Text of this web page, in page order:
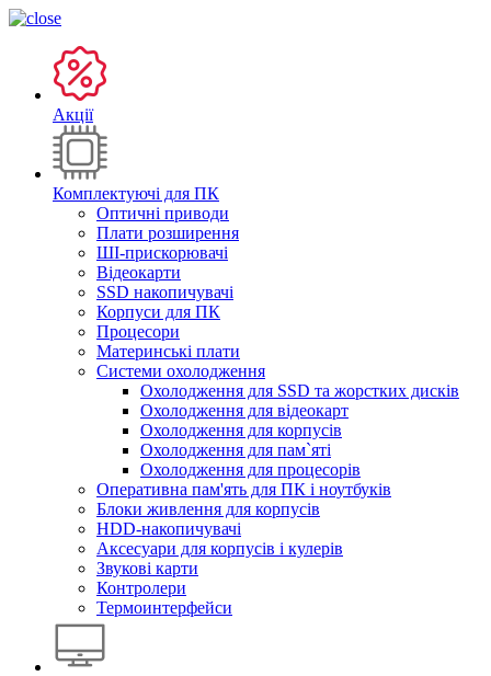
Акції
Комплектуючі для ПК
Оптичні приводи
Плати розширення
ШІ-прискорювачі
Відеокарти
SSD накопичувачі
Корпуси для ПК
Процесори
Материнські плати
Системи охолодження
Охолодження для SSD та жорстких дисків
Охолодження для відеокарт
Охолодження для корпусів
Охолодження для пам`яті
Охолодження для процесорів
Оперативна пам'ять для ПК і ноутбуків
Блоки живлення для корпусів
HDD-накопичувачі
Аксесуари для корпусів і кулерів
Звукові карти
Контролери
Термоинтерфейси